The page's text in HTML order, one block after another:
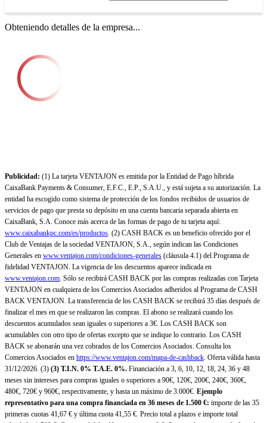
Obteniendo detalles de la empresa...
Publicidad: (1) La tarjeta VENTAJON es emitida por la Entidad de Pago híbrida
CaixaBank Payments & Consumer, E.F.C., E.P., S.A.U., y está sujeta a su autorización. La
entidad ha escogido como sistema de protección de los fondos recibidos de usuarios de
servicios de pago que presta su depósito en una cuenta bancaria separada abierta en
CaixaBank, S.A. Conoce más acerca de las formas de pago de tu tarjeta aquí:
www.caixabankpc.com/es/productos. (2) CASH BACK es un beneficio ofrecido por el
Club de Ventajas de la sociedad VENTAJON, S.A., según indican las Condiciones
Generales en www.ventajon.com/condiciones-generales (cláusula 4.1) del Programa de
fidelidad VENTAJON. La vigencia de los descuentos aparece indicada en
www.ventajon.com. Sólo se recibirá CASH BACK por las compras realizadas con Tarjeta
VENTAJON en cualquiera de los Comercios Asociados adheridos al Programa de CASH
BACK VENTAJON. La transferencia de los CASH BACK se recibirá 35 días después de
finalizar el mes en que se realizaron las compras. El abono se realizará cuando los
descuentos acumulados sean iguales o superiores a 3€. Los CASH BACK son
acumulables con otro tipo de ofertas excepto que se indique lo contrario. Los CASH
BACK se abonarán una vez cobrados de los Comercios Asociados. Consulta los
Comercios Asociados en https://www.ventajon.com/mapa-de-cashback. Oferta válida hasta
31/12/2026. (3) (3) T.I.N. 0% T.A.E. 0%. Financiación a 3, 6, 10, 12, 18, 24, 36 y 48
meses sin intereses para compras iguales o superiores a 90€, 120€, 200€, 240€, 360€,
480€, 720€ y 960€, respectivamente, y hasta un máximo de 3.000€. Ejemplo
representativo para una compra financiada en 36 meses de 1.500 €: importe de las 35
primeras cuotas 41,67 € y última cuota 41,55 €. Precio total a plazos e importe total